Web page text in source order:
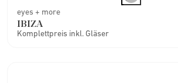
eyes + more
IBIZA
Komplettpreis inkl. Gläser